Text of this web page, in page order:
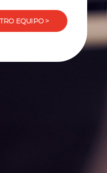
EQUIPO >